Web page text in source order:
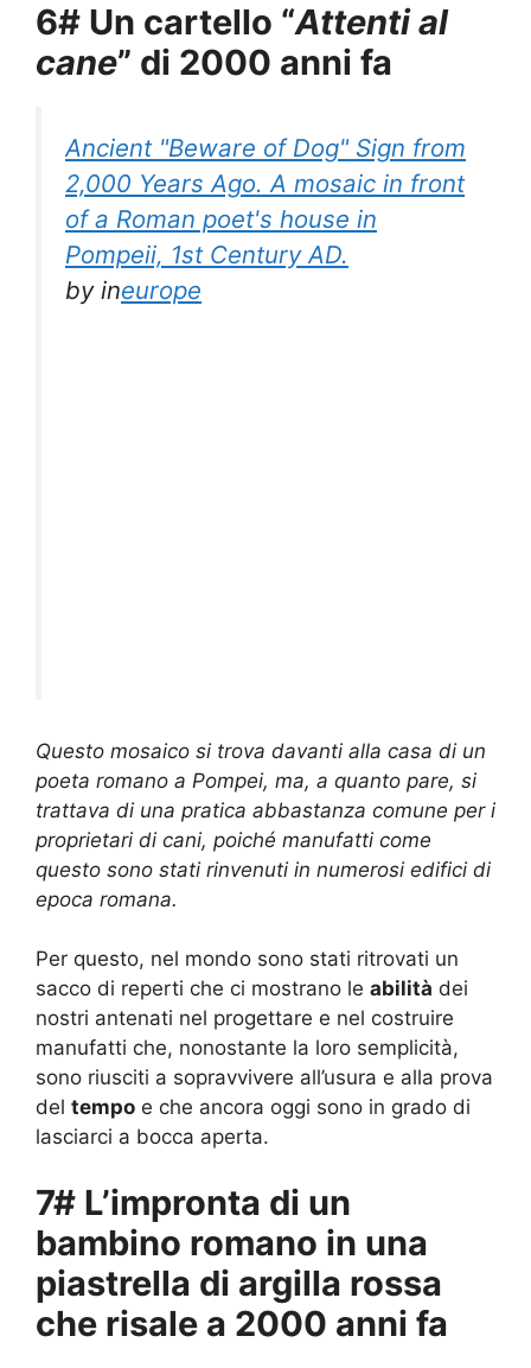
6# Un cartello “Attenti al
cane” di 2000 anni fa
Ancient "Beware of Dog" Sign from
2,000 Years Ago. A mosaic in front
of a Roman poet's house in
Pompeii, 1st Century AD.
byineurope
Questo mosaico si trova davanti alla casa di un
poeta romano a Pompei, ma, a quanto pare, si
trattava di una pratica abbastanza comune per i
proprietari di cani, poiché manufatti come
questo sono stati rinvenuti in numerosi edifici di
epoca romana.
Per questo, nel mondo sono stati ritrovati un
sacco di reperti che ci mostrano le abilità dei
nostri antenati nel progettare e nel costruire
manufatti che, nonostante la loro semplicità,
sono riusciti a sopravvivere all’usura e alla prova
del tempo e che ancora oggi sono in grado di
lasciarci a bocca aperta.
7# L’impronta di un
bambino romano in una
piastrella di argilla rossa
che risale a 2000 anni fa